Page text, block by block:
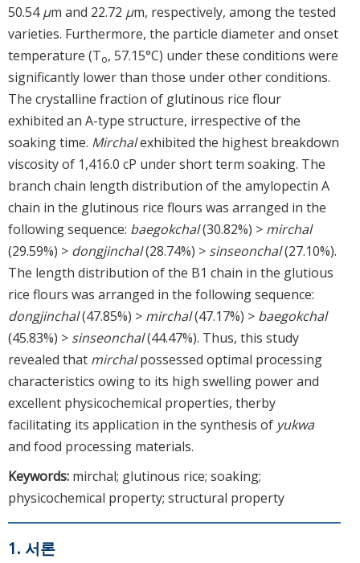
50.54μm and 22.72 μm, respectively, among the tested
varieties. Furthermore, the particle diameter and onset
temperature (To, 57.15°C) under these conditions were
significantly lower than those under other conditions.
The crystalline fraction of glutinous rice flour
exhibited an A-type structure, irrespective of the
soaking time. Mirchalexhibited the highest breakdown
viscosity of 1,416.0 cP under short term soaking. The
branch chain length distribution of the amylopectin A
chain in the glutinous rice flours was arranged in the
following sequence: baegokchal(30.82%) > mirchal
(29.59%) > dongjinchal(28.74%) > sinseonchal(27.10%).
The length distribution of the B1 chain in the glutious
rice flours was arranged in the following sequence:
dongjinchal(47.85%) > mirchal(47.17%) > baegokchal
(45.83%) > sinseonchal(44.47%). Thus, this study
revealed that mirchalpossessed optimal processing
characteristics owing to its high swelling power and
excellent physicochemical properties, therby
facilitating its application in the synthesis of yukwa
and food processing materials.
Keywords: mirchal; glutinous rice; soaking;
physicochemical property; structural property
1. 서론